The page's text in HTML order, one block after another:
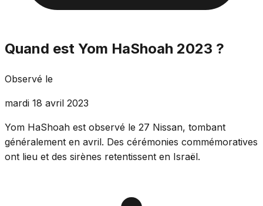
Quand est Yom HaShoah 2023 ?
Observé le
mardi 18 avril 2023
Yom HaShoah est observé le 27 Nissan, tombant
généralement en avril. Des cérémonies commémoratives
ont lieu et des sirènes retentissent en Israël.